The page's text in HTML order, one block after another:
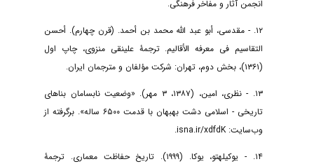
انجمن آثار و مفاخر فرهنگی.
۱۲. - مقدسی، أبو عبد الله محمد بن أحمد. (قرن چهارم). أحسن
التقاسیم فی معرفه الأقالیم. ترجمۀ علینقی منزوی، چاپ اول
۱۳. - نظری، امین، (۱۳۸۷، ۳ مهر). «وضعیت نابسامان بناهای
تاریخی - اسلامی دشت بهبهان با قدمت ۶۵۰۰ ساله». برگرفته از
وب‌سایت: isna.ir/xdfdK.
۱۴. - یوکیلهتو، یوکا. (۱۹۹۹). تاریخ حفاظت معماری. ترجمۀ